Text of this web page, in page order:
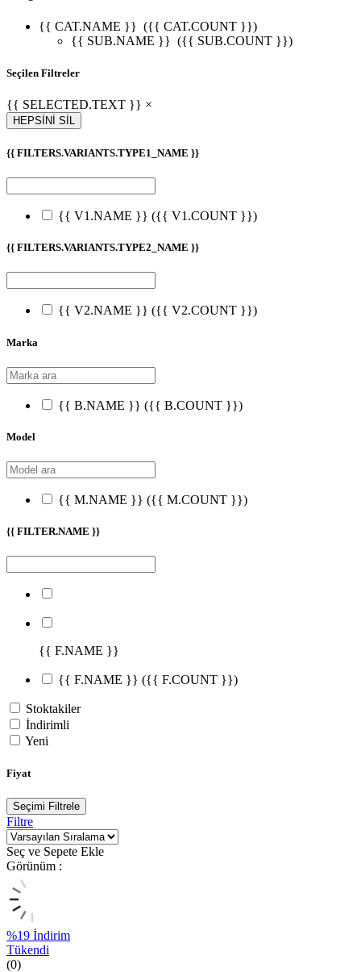
{{ CAT.NAME }} ({{ CAT.COUNT }})
{{ SUB.NAME }} ({{ SUB.COUNT }})
Seçilen Filtreler
{{ SELECTED.TEXT }} ×
HEPSİNİ SİL
{{ FILTERS.VARIANTS.TYPE1_NAME }}
{{ V1.NAME }} ({{ V1.COUNT }})
{{ FILTERS.VARIANTS.TYPE2_NAME }}
{{ V2.NAME }} ({{ V2.COUNT }})
Marka
{{ B.NAME }} ({{ B.COUNT }})
Model
{{ M.NAME }} ({{ M.COUNT }})
{{ FILTER.NAME }}
{{ F.NAME }}
{{ F.NAME }} ({{ F.COUNT }})
Stoktakiler
İndirimli
Yeni
Fiyat
Seçimi Filtrele
Filtre
Seç ve Sepete Ekle
Görünüm :
%19 İndirim
Tükendi
(0)